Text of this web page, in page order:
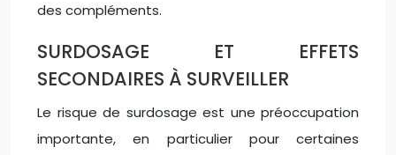
des compléments.
SURDOSAGE ET EFFETS
SECONDAIRES À SURVEILLER
Le risque de surdosage est une préoccupation
importante, en particulier pour certaines